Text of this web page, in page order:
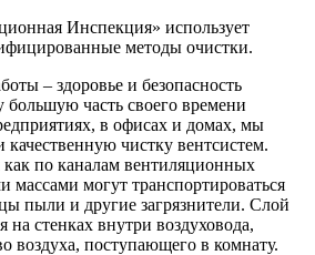
Инспекция» использует
методы очистки.
– здоровье и безопасность
большую часть своего времени
в офисах и домах, мы
чистку вентсистем.
по каналам вентиляционных
массами могут транспортироваться
пыли и другие загрязнители. Слой
стенках внутри воздуховода,
воздуха, поступающего в комнату.